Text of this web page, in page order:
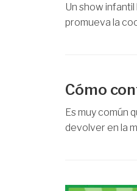
Un show
promueva la
Cómo
Es muy común
devolver en la